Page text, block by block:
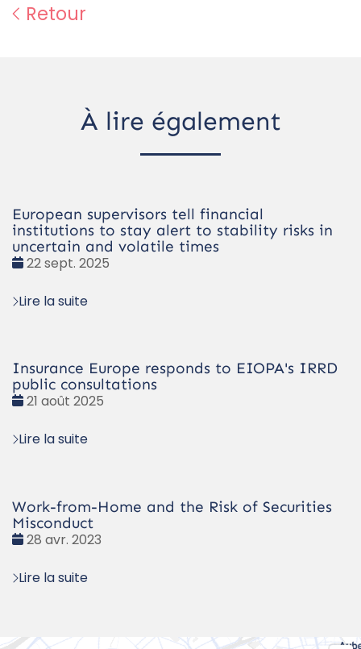
Retour
À lire également
European supervisors tell financial
institutions to stay alert to stability risks in
uncertain and volatile times
Date
22 sept. 2025
Lire la suite
Insurance Europe responds to EIOPA's IRRD
public consultations
Date
21 août 2025
Lire la suite
Work-from-Home and the Risk of Securities
Misconduct
Date
28 avr. 2023
Lire la suite